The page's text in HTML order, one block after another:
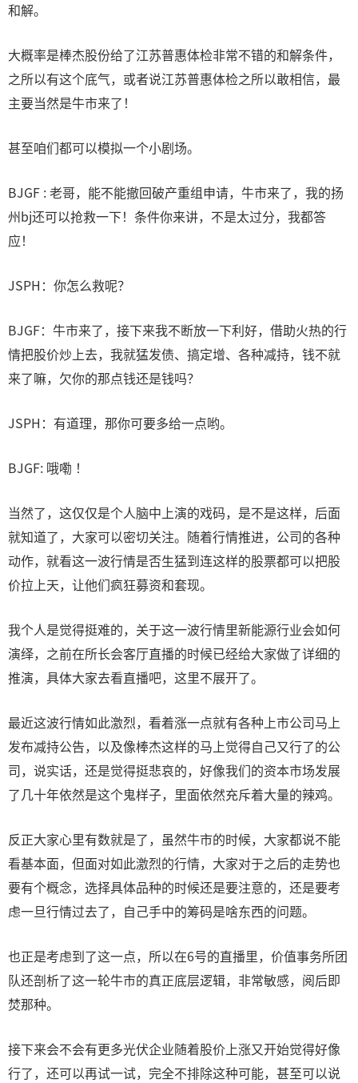
和解。
大概率是棒杰股份给了江苏普惠体检非常不错的和解条件，
之所以有这个底气，或者说江苏普惠体检之所以敢相信，最
主要当然是牛市来了！
甚至咱们都可以模拟一个小剧场。
BJGF : 老哥，能不能撤回破产重组申请，牛市来了，我的扬
州bj还可以抢救一下！条件你来讲，不是太过分，我都答
应！
JSPH：你怎么救呢？
BJGF：牛市来了，接下来我不断放一下利好，借助火热的行
情把股价炒上去，我就猛发债、搞定增、各种减持，钱不就
来了嘛，欠你的那点钱还是钱吗？
JSPH：有道理，那你可要多给一点哟。
BJGF: 哦嘞 ！
当然了，这仅仅是个人脑中上演的戏码，是不是这样，后面
就知道了，大家可以密切关注。随着行情推进，公司的各种
动作，就看这一波行情是否生猛到连这样的股票都可以把股
价拉上天，让他们疯狂募资和套现。
我个人是觉得挺难的，关于这一波行情里新能源行业会如何
演绎，之前在所长会客厅直播的时候已经给大家做了详细的
推演，具体大家去看直播吧，这里不展开了。
最近这波行情如此激烈，看着涨一点就有各种上市公司马上
发布减持公告，以及像棒杰这样的马上觉得自己又行了的公
司，说实话，还是觉得挺悲哀的，好像我们的资本市场发展
了几十年依然是这个鬼样子，里面依然充斥着大量的辣鸡。
反正大家心里有数就是了，虽然牛市的时候，大家都说不能
看基本面，但面对如此激烈的行情，大家对于之后的走势也
要有个概念，选择具体品种的时候还是要注意的，还是要考
虑一旦行情过去了，自己手中的筹码是啥东西的问题。
也正是考虑到了这一点，所以在6号的直播里，价值事务所团
队还剖析了这一轮牛市的真正底层逻辑，非常敏感，阅后即
焚那种。
接下来会不会有更多光伏企业随着股价上涨又开始觉得好像
行了，还可以再试一试，完全不排除这种可能，甚至可以说